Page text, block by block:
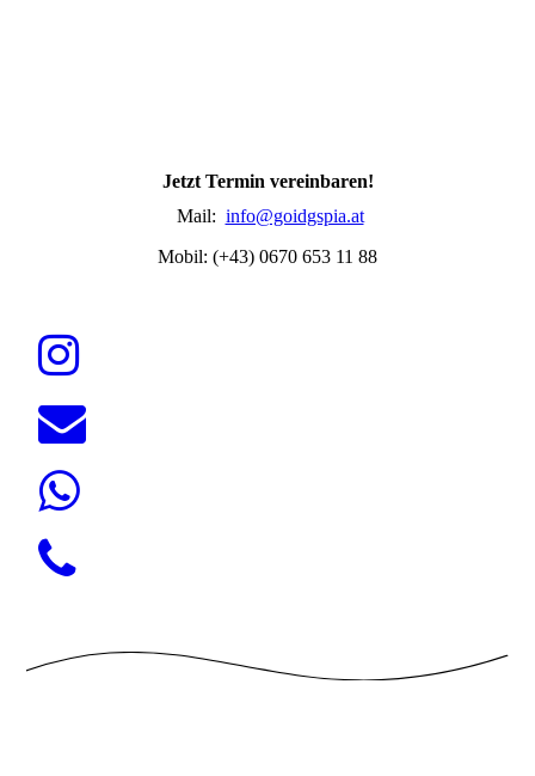
Jetzt Termin vereinbaren!
Mail: info@goidgspia.at
Mobil: (+43) 0670 653 11 88